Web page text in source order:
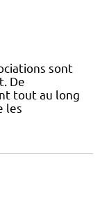
sont
De
tout au long
les